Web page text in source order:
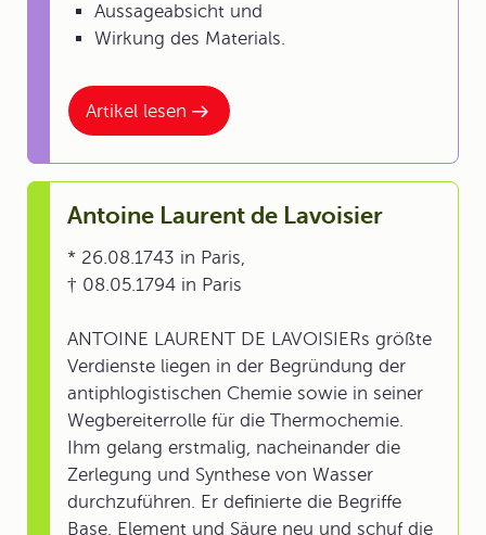
Artikel lesen
Aussageabsicht und
Wirkung des Materials.
Antoine Laurent de Lavoisier
* 26.08.1743 in Paris,
† 08.05.1794 in Paris
ANTOINE LAURENT DE LAVOISIERs größte
Verdienste liegen in der Begründung der
antiphlogistischen Chemie sowie in seiner
Wegbereiterrolle für die Thermochemie.
Ihm gelang erstmalig, nacheinander die
Zerlegung und Synthese von Wasser
durchzuführen. Er definierte die Begriffe
Base, Element und Säure neu und schuf die